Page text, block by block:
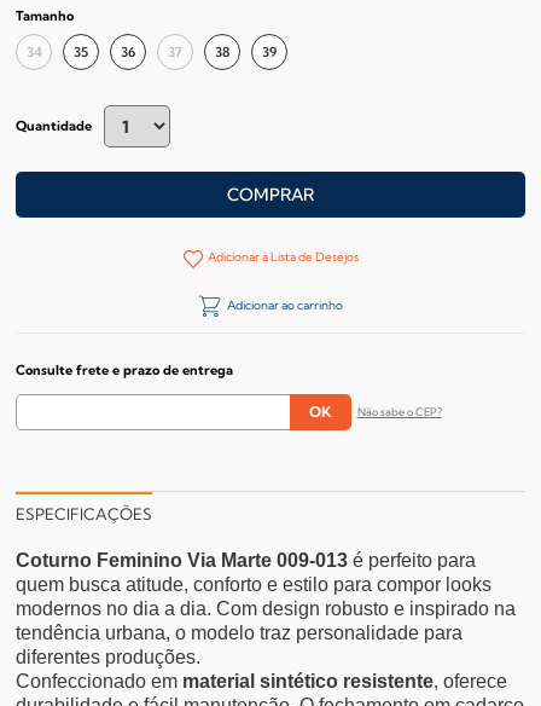
Tamanho
34 35 36 37 38 39
Quantidade
COMPRAR
Adicionar à Lista de Desejos
Adicionar ao carrinho
Consulte frete e prazo de entrega
Não sabe o CEP?
ESPECIFICAÇÕES
Coturno Feminino Via Marte 009-013 é perfeito para
quem busca atitude, conforto e estilo para compor looks
modernos no dia a dia. Com design robusto e inspirado na
tendência urbana, o modelo traz personalidade para
diferentes produções.
Confeccionado em material sintético resistente, oferece